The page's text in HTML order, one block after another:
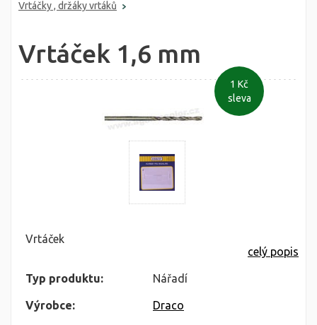
Vrtáčky , držáky vrtáků
Vrtáček 1,6 mm
1 Kč
sleva
Vrtáček
celý popis
Typ produktu: Nářadí
Výrobce: Draco